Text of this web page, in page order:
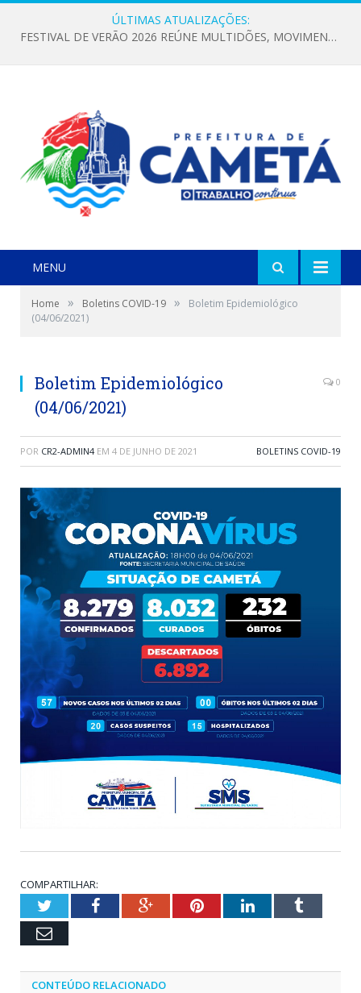
ÚLTIMAS ATUALIZAÇÕES:
FESTIVAL DE VERÃO DO POVÃO COMEÇA COM GRANDE PÚBLICO E MUITA ANIMAÇÃO EM CAMETÁ
MENU
Home » Boletins COVID-19 »
Boletim Epidemiológico
(04/06/2021)
Boletim Epidemiológico
(04/06/2021)
0
POR CR2-ADMIN4 EM 4 DE JUNHO DE 2021 BOLETINS COVID-19
COMPARTILHAR:
TwitterFacebookGoogle+PinterestLinkedInTumblr
Email
CONTEÚDO RELACIONADO